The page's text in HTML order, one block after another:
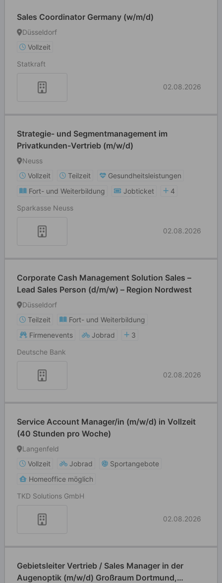
Sales Coordinator Germany (w/m/d)
Düsseldorf
Vollzeit
Statkraft
02.08.2026
Strategie- und Segmentmanagement im
Privatkunden-Vertrieb (m/w/d)
Neuss
Vollzeit
Teilzeit
Gesundheitsleistungen
Fort- und Weiterbildung
Jobticket
4
Sparkasse Neuss
02.08.2026
Corporate Cash Management Solution Sales –
Lead Sales Person (d/m/w) – Region Nordwest
Düsseldorf
Teilzeit
Fort- und Weiterbildung
Firmenevents
Jobrad
3
Deutsche Bank
02.08.2026
Service Account Manager/in (m/w/d) in Vollzeit
(40 Stunden pro Woche)
Langenfeld
Vollzeit
Jobrad
Sportangebote
Homeoffice möglich
TKD Solutions GmbH
02.08.2026
Gebietsleiter Vertrieb / Sales Manager in der
Augenoptik (m/w/d) Großraum Dortmund,